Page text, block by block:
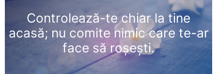
Controlează-te chiar la tine
acasă; nu comite nimic care te-ar
face să roşeşti.